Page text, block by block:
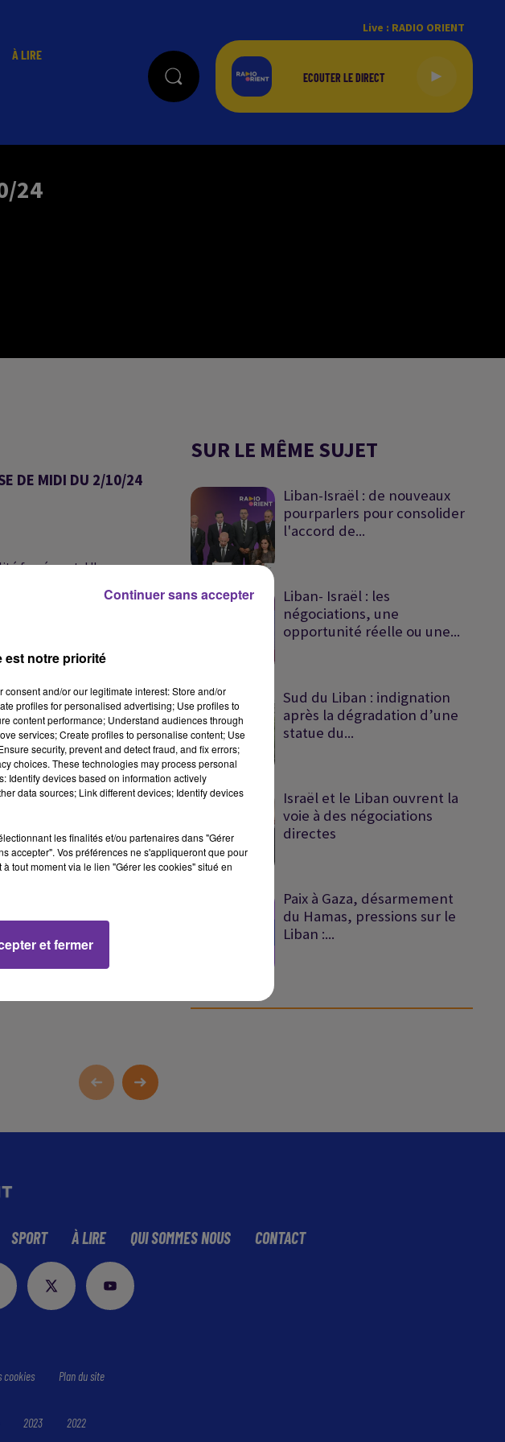
À LIRE
Live : RADIO ORIENT
24
DE MIDI DU 2/10/24
forcément. L'Iran
sud de Beyrouth
proche Orient avec le
Gosselin…
PM Michel Barnier, le
Faure dénonce « une
les Français lors des
sont appelés
Les Tunisiens de
Comment va
SUR LE MÊME SUJET
Liban-Israël : de nouveaux
pourparlers pour consolider
l'accord de...
Liban- Israël : les
négociations, une
opportunité réelle ou une...
Sud du Liban : indignation
après la dégradation d’une
statue du...
Israël et le Liban ouvrent la
voie à des négociations
directes
Paix à Gaza, désarmement
du Hamas, pressions sur le
Liban :...
SPORT À LIRE QUI SOMMES NOUS CONTACT
cookies Plan du site
2023 2022
est notre priorité
and/or our legitimate interest: Store and/or
profiles for personalised advertising; Use profiles to
content performance; Understand audiences through
services; Create profiles to personalise content; Use
security, prevent and detect fraud, and fix errors;
choices. These technologies may process personal
Identify devices based on information actively
data sources; Link different devices; Identify devices
les finalités et/ou partenaires dans "Gérer
accepter". Vos préférences ne s'appliqueront que pour
tout moment via le lien "Gérer les cookies" situé en
et fermer
Continuer sans accepter